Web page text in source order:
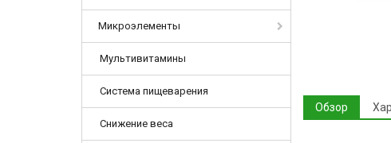
Микроэлементы
Мультивитамины
Система пищеварения
Снижение веса
Обзор